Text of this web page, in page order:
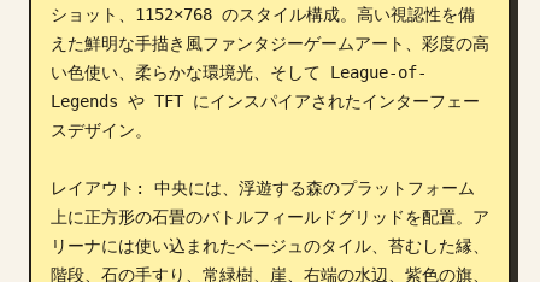
ショット、1152×768 のスタイル構成。高い視認性を備
えた鮮明な手描き風ファンタジーゲームアート、彩度の高
い色使い、柔らかな環境光、そして League-of-
Legends や TFT にインスパイアされたインターフェー
スデザイン。
レイアウト: 中央には、浮遊する森のプラットフォーム
上に正方形の石畳のバトルフィールドグリッドを配置。ア
リーナには使い込まれたベージュのタイル、苔むした縁、
階段、石の手すり、常緑樹、崖、右端の水辺、紫色の旗、